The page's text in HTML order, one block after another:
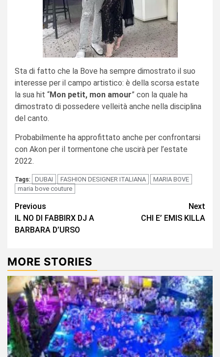
Sta di fatto che la Bove ha sempre dimostrato il suo
interesse per il campo artistico: è della scorsa estate
la sua hit “Mon petit, mon amour” con la quale ha
dimostrato di possedere velleità anche nella disciplina
del canto.
Probabilmente ha approfittato anche per confrontarsi
con Akon per il tormentone che uscirà per l’estate
2022.
Tags: DUBAI FASHION DESIGNER ITALIANA
MARIA BOVE
maria bove couture
Continue
Reading
Previous
IL NO DI FABBIRX DJ A
BARBARA D’URSO
Next
CHI E’ EMIS KILLA
MORE STORIES